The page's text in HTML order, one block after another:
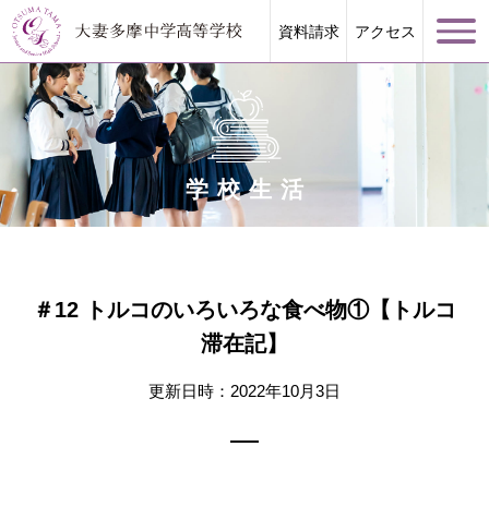
資料請求 アクセス
学校案内
学校生活
＃12 トルコのいろいろな食べ物①【トルコ
滞在記】
更新日時：2022年10月3日